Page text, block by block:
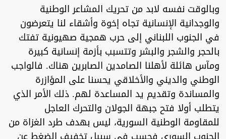
وبالوقت نفسه لابد من تحريك المشاعر الوطنية
والوجدانية الإنسانية تجاه إخوة وأشقاء لنا يتعرضون
في الجنوب اللبناني إلى حرب همجية صهيونية تفتك
بالحجر والشجر والبشر وتتسبب بأزمة إنسانية كبيرة
ومآس هائلة لأهلنا الصامدين الصابرين هناك. فالواجب
الوطني والديني والأخلاقي يحسنا على المؤازرة
والمساندة وتقديم يد المساعدة لهم. ذلك الأمر الذي
يتطلب أولا فتح جبهة الجولان والتحرك العاجل
للمقاومة الوطنية السورية، ليس بهدف طرد الغزاة من